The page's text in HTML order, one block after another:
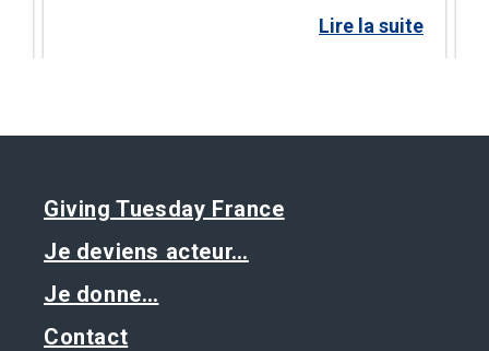
Lire la suite
Giving Tuesday France
Je deviens acteur…
Je donne…
Contact